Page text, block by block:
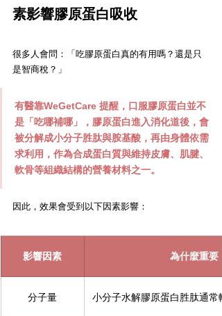
素影響膠原蛋白吸收
很多人會問：「吃膠原蛋白真的有用嗎？還是只
是智商稅？」
有醫靠WeGetCare 提醒，口服膠原蛋白並不
是「吃哪補哪」，膠原蛋白進入消化道後，會
被分解成小分子胜肽與胺基酸，再由身體依需
求利用，作為合成蛋白質與維持皮膚、肌腱、
軟骨等組織結構的營養材料之一。
因此，效果會受到以下因素影響：
影響因素 為什麼重要
分子量 小分子水解膠原蛋白胜肽通常